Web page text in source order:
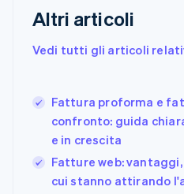
Altri articoli
Vedi tutti gli articoli
Fattura proforma e
confronto: guida
e in crescita
Fatture web:
cui stanno attirando
EnglishSvenska
FrançaisEnglish
Giappone
日本語
Gibilterra
English
Grecia
English